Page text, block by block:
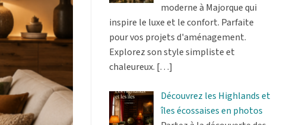
moderne à Majorque qui
inspire le luxe et le confort. Parfaite
pour vos projets d'aménagement.
Explorez son style simpliste et
chaleureux. […]
Découvrez les Highlands et
îles écossaises en photos